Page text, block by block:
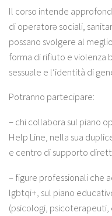
Il corso intende
di operatorə sociali,
possano svolgere al
forma di rifiuto e violenza
sessuale e l’identità di
Potranno partecipare:
–chi collabora sul piano
Help Line, nella sua
e centro di supporto
–figure professionali che
lgbtqi+, sul piano
(psicologi, psicoterapeuti,